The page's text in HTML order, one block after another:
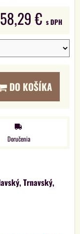
58,29 € s DPH
DO KOŠÍKA
Doručenia
Trnavský,